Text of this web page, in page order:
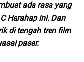
ada rasa yang
Harahap ini. Dan
di tengah tren film
pasar.